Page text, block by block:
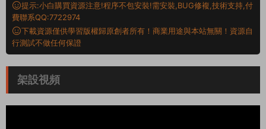
提示:小白購買資源注意!程序不包安裝!需安裝,BUG修複,技術支持,付
費聯系QQ:7722974
下載資源僅供學習版權歸原創者所有！商業用途與本站無關！資源自
行測試不做任何保證
架設視頻